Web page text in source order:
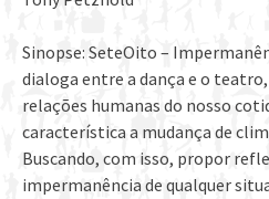
Sinopse: SeteOito –
dialoga entre a dança e o
relações humanas do nosso
característica a mudança de
Buscando, com isso, propor
impermanência de qualquer